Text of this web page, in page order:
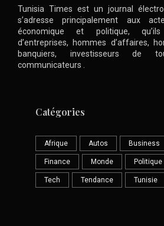
Tunisia Times est un journal
s’adresse principalement aux
économique et politique,
d’entreprises, hommes d’affaires,
banquiers, investisseurs de
communicateurs .
Catégories
Afrique Autos Business
Finance Monde Politique
Tech Tendance Tunisie